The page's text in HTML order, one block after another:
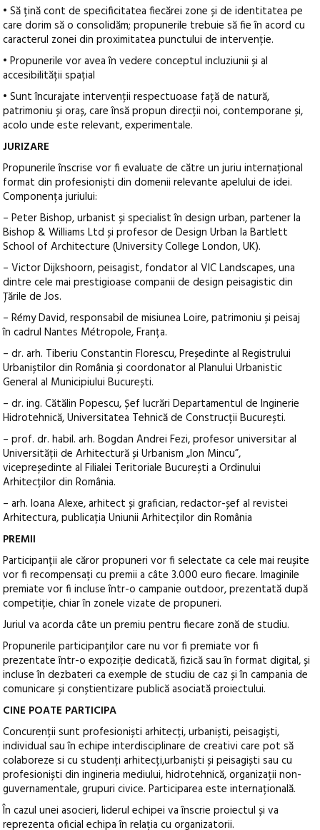
• Să țină cont de specificitatea fiecărei zone și de identitatea pe
care dorim să o consolidăm; propunerile trebuie să fie în acord cu
caracterul zonei din proximitatea punctului de intervenție.
• Propunerile vor avea în vedere conceptul incluziunii și al
accesibilității spațial
• Sunt încurajate intervenții respectuoase față de natură,
patrimoniu și oraș, care însă propun direcții noi, contemporane și,
acolo unde este relevant, experimentale.
JURIZARE
Propunerile înscrise vor fi evaluate de către un juriu internațional
format din profesioniști din domenii relevante apelului de idei.
Componența juriului:
– Peter Bishop, urbanist și specialist în design urban, partener la
Bishop & Williams Ltd și profesor de Design Urban la Bartlett
School of Architecture (University College London, UK).
– Victor Dijkshoorn, peisagist, fondator al VIC Landscapes, una
dintre cele mai prestigioase companii de design peisagistic din
Țările de Jos.
– Rémy David, responsabil de misiunea Loire, patrimoniu și peisaj
în cadrul Nantes Métropole, Franța.
– dr. arh. Tiberiu Constantin Florescu, Președinte al Registrului
Urbaniștilor din România și coordonator al Planului Urbanistic
General al Municipiului București.
– dr. ing. Cătălin Popescu, Șef lucrări Departamentul de Inginerie
Hidrotehnică, Universitatea Tehnică de Construcții București.
– prof. dr. habil. arh. Bogdan Andrei Fezi, profesor universitar al
Universității de Arhitectură și Urbanism „Ion Mincu”,
vicepreședinte al Filialei Teritoriale București a Ordinului
Arhitecților din România.
– arh. Ioana Alexe, arhitect și grafician, redactor-șef al revistei
Arhitectura, publicația Uniunii Arhitecților din România
PREMII
Participanții ale căror propuneri vor fi selectate ca cele mai reușite
vor fi recompensați cu premii a câte 3.000 euro fiecare. Imaginile
premiate vor fi incluse într-o campanie outdoor, prezentată după
competiție, chiar în zonele vizate de propuneri.
Juriul va acorda câte un premiu pentru fiecare zonă de studiu.
Propunerile participanților care nu vor fi premiate vor fi
prezentate într-o expoziție dedicată, fizică sau în format digital, și
incluse în dezbateri ca exemple de studiu de caz și în campania de
comunicare și conștientizare publică asociată proiectului.
CINE POATE PARTICIPA
Concurenții sunt profesioniști arhitecți, urbaniști, peisagiști,
individual sau în echipe interdisciplinare de creativi care pot să
colaboreze si cu studenți arhitecți,urbaniști și peisagiști sau cu
profesioniști din ingineria mediului, hidrotehnică, organizații non-
guvernamentale, grupuri civice. Participarea este internațională.
În cazul unei asocieri, liderul echipei va înscrie proiectul și va
reprezenta oficial echipa în relația cu organizatorii.